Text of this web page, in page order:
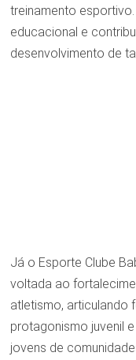
treinamento
educacional e
desenvolvimento de
Já o Esporte Clube
voltada ao
atletismo, articulando
protagonismo juvenil
jovens de